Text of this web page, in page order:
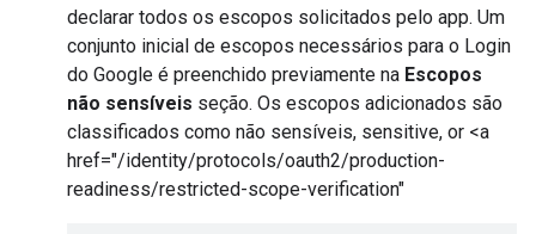
declarar todos os escopos solicitados pelo app. Um
conjunto inicial de escopos necessários para o Login
do Google é preenchido previamente na Escopos
não sensíveis seção. Os escopos adicionados são
classificados como não sensíveis, sensitive, or <a
href="/identity/protocols/oauth2/production-
readiness/restricted-scope-verification"